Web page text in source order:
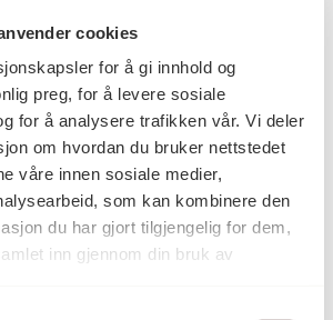
cookies
for å gi innhold og
preg, for å levere sosiale
for å analysere trafikken vår. Vi deler
om hvordan du bruker nettstedet
våre innen sosiale medier,
som kan kombinere den
du har gjort tilgjengelig for dem,
inn gjennom din bruk av
Bøyesen
Maleri
på lerret